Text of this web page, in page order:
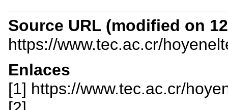
Source URL (modified on
https://www.tec.ac.cr/
Enlaces
[1] https://www.tec.ac.cr/